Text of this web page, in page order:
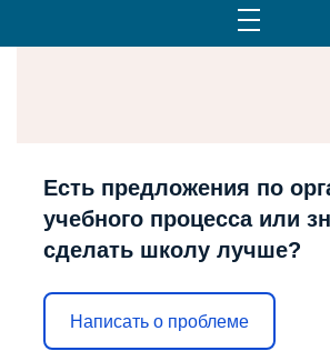
Есть предложения по
учебного процесса или
сделать школу лучше?
Написать о проблеме